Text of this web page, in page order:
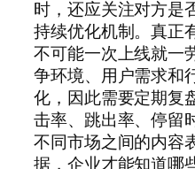
时，还应关注对方是
持续优化机制。真正
不可能一次上线就一
争环境、用户需求和
化，因此需要定期复
击率、跳出率、停留
不同市场之间的内容
据，企业才能知道哪